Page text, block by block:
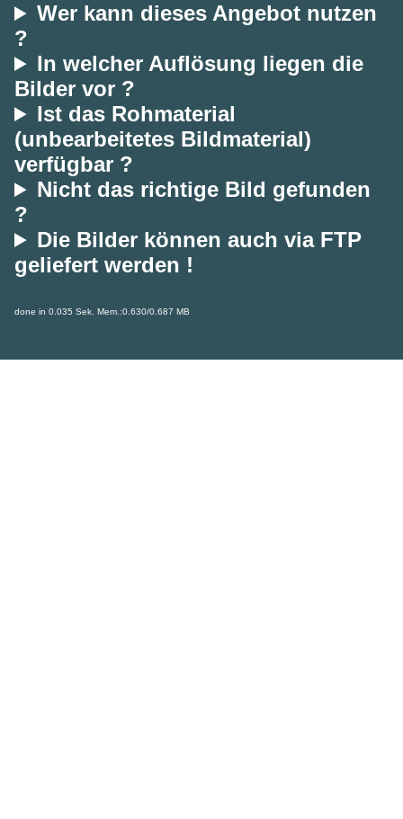
Wer kann dieses Angebot nutzen
?
In welcher Auflösung liegen die
Bilder vor ?
Ist das Rohmaterial
(unbearbeitetes Bildmaterial)
verfügbar ?
Nicht das richtige Bild gefunden
?
Die Bilder können auch via FTP
geliefert werden !
done in 0.035 Sek. Mem.:0.630/0.687 MB